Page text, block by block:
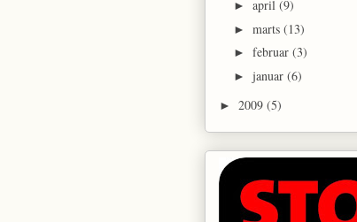
►april(9)
►marts(13)
►februar(3)
►januar(6)
► 2009 (5)